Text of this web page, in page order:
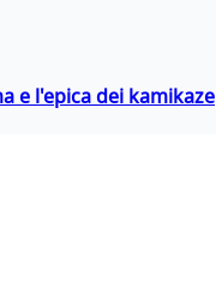
e l'epica dei kamikaze